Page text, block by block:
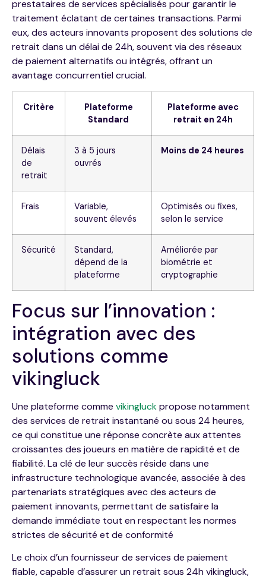
prestataires de services spécialisés pour garantir le
traitement éclatant de certaines transactions. Parmi
eux, des acteurs innovants proposent des solutions de
retrait dans un délai de 24h, souvent via des réseaux
de paiement alternatifs ou intégrés, offrant un
avantage concurrentiel crucial.
Critère
Plateforme
Standard
Plateforme avec
retrait en 24h
Délais
de
retrait
3 à 5 jours
ouvrés
Moins de 24 heures
Frais
Variable,
souvent élevés
Optimisés ou fixes,
selon le service
Sécurité
Standard,
dépend de la
plateforme
Améliorée par
biométrie et
cryptographie
Focus sur l’innovation :
intégration avec des
solutions comme
vikingluck
Une plateforme comme vikingluckpropose notamment
des services de retrait instantané ou sous 24 heures,
ce qui constitue une réponse concrète aux attentes
croissantes des joueurs en matière de rapidité et de
fiabilité. La clé de leur succès réside dans une
infrastructure technologique avancée, associée à des
partenariats stratégiques avec des acteurs de
paiement innovants, permettant de satisfaire la
demande immédiate tout en respectant les normes
strictes de sécurité et de conformité
Le choix d’un fournisseur de services de paiement
fiable, capable d’assurer un retrait sous 24h vikingluck,